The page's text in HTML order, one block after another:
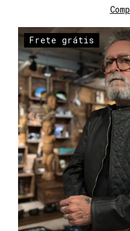
Frete grátis